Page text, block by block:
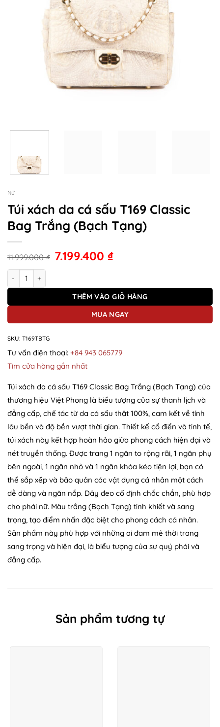
Nữ
Túi xách da cá sấu T169 Classic
Bag Trắng (Bạch Tạng)
11.999.000₫ 7.199.400 ₫
Túi xách da cá sấu T169 Classic Bag Trắng (Bạch Tạng) số lượng
THÊM VÀO GIỎ HÀNG
MUA NGAY
SKU: T169TBTG
Tư vấn điện thoại: +84 943 065779
Tìm cửa hàng gần nhất
Túi xách da cá sấu T169 Classic Bag Trắng (Bạch Tạng) của
thương hiệu Việt Phong là biểu tượng của sự thanh lịch và
đẳng cấp, chế tác từ da cá sấu thật 100%, cam kết về tính
lâu bền và độ bền vượt thời gian. Thiết kế cổ điển và tinh tế,
túi xách này kết hợp hoàn hảo giữa phong cách hiện đại và
nét truyền thống. Được trang 1 ngăn to rộng rãi, 1 ngăn phụ
bên ngoài, 1 ngăn nhỏ và 1 ngăn khóa kéo tiện lợi, bạn có
thể sắp xếp và bảo quản các vật dụng cá nhân một cách
dễ dàng và ngăn nắp. Dây đeo cố định chắc chắn, phù hợp
cho phái nữ. Màu trắng (Bạch Tạng) tinh khiết và sang
trọng, tạo điểm nhấn đặc biệt cho phong cách cá nhân.
Sản phẩm này phù hợp với những ai đam mê thời trang
sang trọng và hiện đại, là biểu tượng của sự quý phái và
đẳng cấp.
Sản phẩm tương tự